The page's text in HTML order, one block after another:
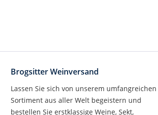
Brogsitter Weinversand
Lassen Sie sich von unserem umfangreichen
Sortiment aus aller Welt begeistern und
bestellen Sie erstklassige Weine, Sekt,